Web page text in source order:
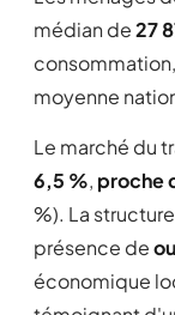
médian de27
moyenne
Le marché du
6,5 %, proche
%). La
présence de
économique